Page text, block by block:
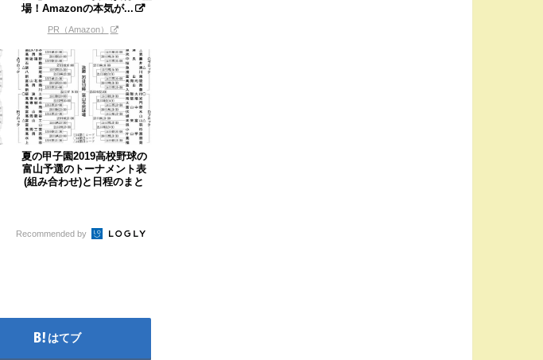
場！Amazonの本気が...
PR（Amazon）
夏の甲子園2019高校野球の
富山予選のトーナメント表
(組み合わせ)と日程のまと
Recommended by
はてブ